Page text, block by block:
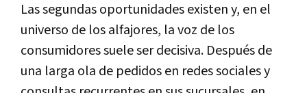
Las segundas oportunidades existen y, en el
universo de los alfajores, la voz de los
consumidores suele ser decisiva. Después de
una larga ola de pedidos en redes sociales y